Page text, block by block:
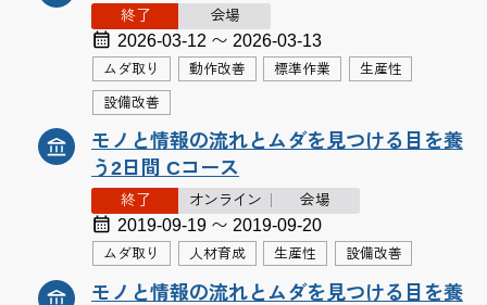
終了 会場
2026-03-12 〜 2026-03-13
ムダ取り 動作改善 標準作業 生産性
設備改善
モノと情報の流れとムダを見つける目を養
う2日間 Cコース
終了 オンライン 会場
2019-09-19 〜 2019-09-20
ムダ取り 人材育成 生産性 設備改善
モノと情報の流れとムダを見つける目を養